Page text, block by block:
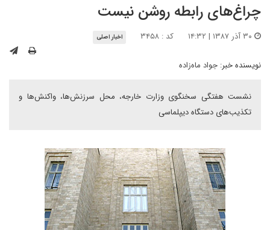
چراغ‌های رابطه روشن نیست
کد : ۳۴۵۸ اخبار اصلی
نویسنده خبر: جواد ماه‌زاده
نشست هفتگی سخنگوی وزارت خارجه، محل سرزنش‌ها، واکنش‌ها و
تکذیب‌های دستگاه دیپلماسی